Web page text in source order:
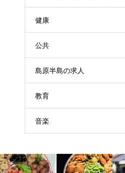
健康
公共
島原半島の求人
教育
音楽